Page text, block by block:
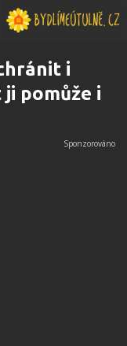
i
pomůže i